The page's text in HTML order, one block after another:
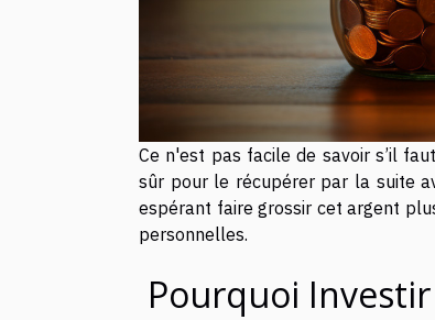
Ce n'est pas facile de savoir s’il
sûr pour le récupérer par la suite
espérant faire grossir cet argent
personnelles.
Pourquoi Investir